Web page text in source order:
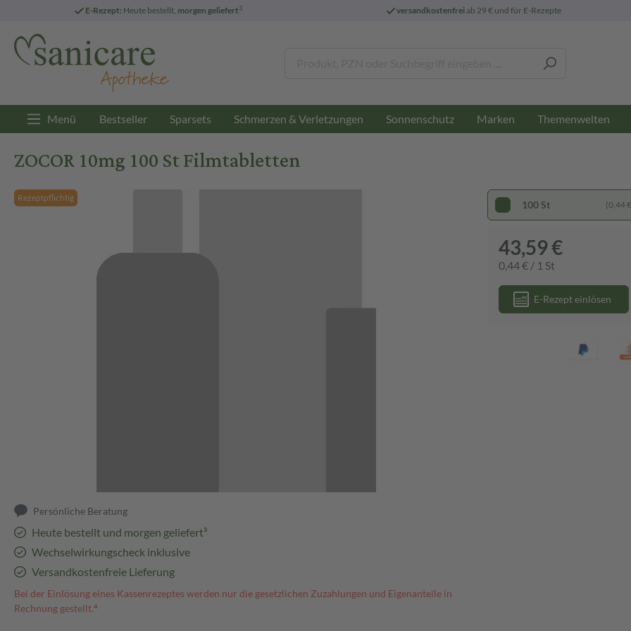
E-Rezept: Heute bestellt, morgen geliefert3 versandkostenfreiab 29 € und für E-Rezepte
Menü Bestseller Sparsets Schmerzen & Verletzungen Sonnenschutz Marken Themenwelten
ZOCOR 10mg 100 St Filmtabletten
Rezeptpflichtig
Persönliche Beratung
Heute bestellt und morgen geliefert³
Wechselwirkungscheck inklusive
Versandkostenfreie Lieferung
Bei der Einlösung eines Kassenrezeptes werden nur die gesetzlichen Zuzahlungen und Eigenanteile in
Rechnung gestellt.⁴
100 St (0,44
43,59 €
0,44 € / 1 St
E-Rezept einlösen